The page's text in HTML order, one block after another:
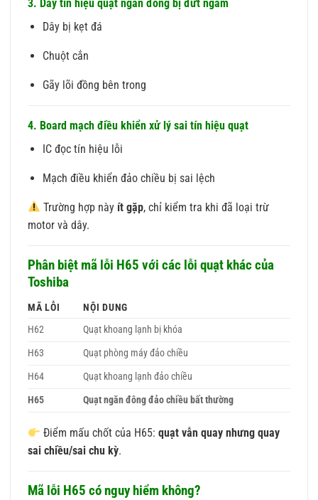
3. Dây tín hiệu quạt ngăn đông bị đứt ngầm
Dây bị kẹt đá
Chuột cắn
Gãy lõi đồng bên trong
4. Board mạch điều khiển xử lý sai tín hiệu quạt
IC đọc tín hiệu lỗi
Mạch điều khiển đảo chiều bị sai lệch
Trường hợp này ít gặp, chỉ kiểm tra khi đã loại trừ
motor và dây.
Phân biệt mã lỗi H65 với các lỗi quạt khác của
Toshiba
MÃ LỖI
NỘI DUNG
H62
Quạt khoang lạnh bị khóa
H63
Quạt phòng máy đảo chiều
H64
Quạt khoang lạnh đảo chiều
H65
Quạt ngăn đông đảo chiều bất thường
Điểm mấu chốt của H65:quạt vẫn quay nhưng quay
sai chiều/sai chu kỳ.
Mã lỗi H65 có nguy hiểm không?